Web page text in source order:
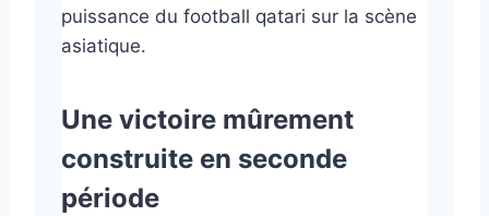
puissance du football qatari sur la scène
asiatique.
Une victoire mûrement
construite en seconde
période